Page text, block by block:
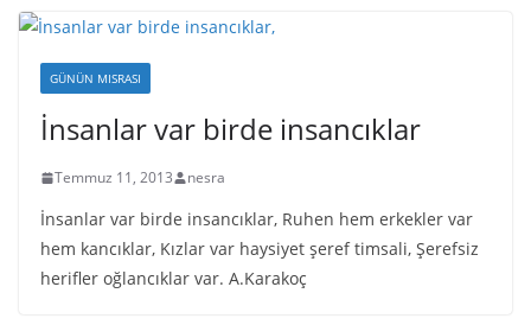
GÜNÜN MISRASI
İnsanlar var birde insancıklar
Temmuz 11, 2013 nesra
İnsanlar var birde insancıklar, Ruhen hem erkekler var
hem kancıklar, Kızlar var haysiyet şeref timsali, Şerefsiz
herifler oğlancıklar var. A.Karakoç